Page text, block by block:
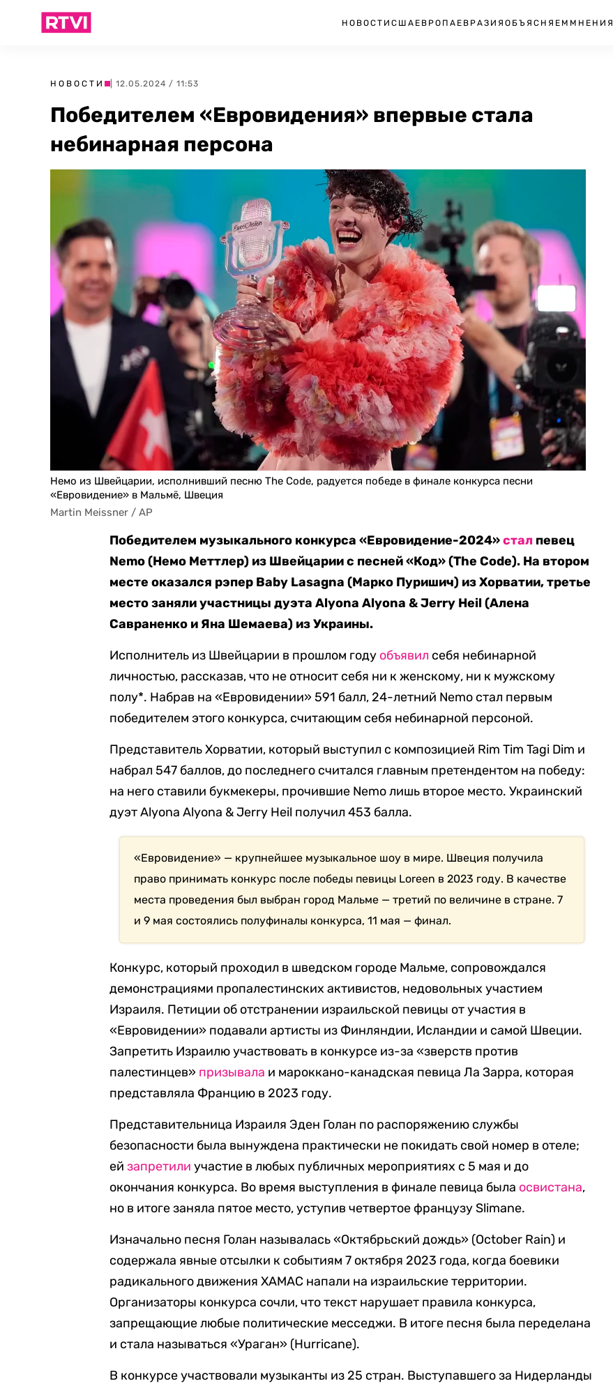
НОВОСТИ США ЕВРОПА ЕВРАЗИЯ ОБЪЯСНЯЕМ МНЕНИЯ
НОВОСТИ | 12.05.2024 / 11:53
Победителем «Евровидения» впервые стала
небинарная персона
Немо из Швейцарии, исполнивший песню The Code, радуется победе в финале конкурса песни
«Евровидение» в Мальмё, Швеция
Martin Meissner / AP
Победителем музыкального конкурса «Евровидение-2024»стал певец
Nemo (Немо Меттлер) из Швейцарии с песней «Код» (The Code). На втором
месте оказался рэпер Baby Lasagna (Марко Пуришич) из Хорватии, третье
место заняли участницы дуэта Alyona Alyonа & Jerry Heil (Алена
Савраненко и Яна Шемаева) из Украины.
Исполнитель из Швейцарии в прошлом году объявил себя небинарной
личностью, рассказав, что не относит себя ни к женскому, ни к мужскому
полу*. Набрав на «Евровидении» 591 балл, 24-летний Nemo стал первым
победителем этого конкурса, считающим себя небинарной персоной.
Представитель Хорватии, который выступил с композицией Rim Tim Tagi Dim и
набрал 547 баллов, до последнего считался главным претендентом на победу:
на него ставили букмекеры, прочившие Nemo лишь второе место. Украинский
дуэт Alyona Alyonа & Jerry Heil получил 453 балла.
«Евровидение» — крупнейшее музыкальное шоу в мире. Швеция получила
право принимать конкурс после победы певицы Loreen в 2023 году. В качестве
места проведения был выбран город Мальме — третий по величине в стране. 7
и 9 мая состоялись полуфиналы конкурса, 11 мая — финал.
Конкурс, который проходил в шведском городе Мальме, сопровождался
демонстрациями пропалестинских активистов, недовольных участием
Израиля. Петиции об отстранении израильской певицы от участия в
«Евровидении» подавали артисты из Финляндии, Исландии и самой Швеции.
Запретить Израилю участвовать в конкурсе из-за «зверств против
палестинцев» призывала и мароккано-канадская певица Ла Зарра, которая
представляла Францию в 2023 году.
Представительница Израиля Эден Голан по распоряжению службы
безопасности была вынуждена практически не покидать свой номер в отеле;
ейзапретили участие в любых публичных мероприятиях с 5 мая и до
окончания конкурса. Во время выступления в финале певица была освистана,
но в итоге заняла пятое место, уступив четвертое французу Slimane.
Изначально песня Голан называлась «Октябрьский дождь» (October Rain) и
содержала явные отсылки к событиям 7 октября 2023 года, когда боевики
радикального движения ХАМАС напали на израильские территории.
Организаторы конкурса сочли, что текст нарушает правила конкурса,
запрещающие любые политические месседжи. В итоге песня была переделана
и стала называться «Ураган» (Hurricane).
В конкурсе участвовали музыканты из 25 стран. Выступавшего за Нидерланды